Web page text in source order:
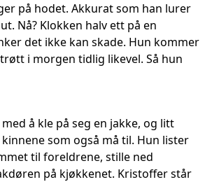
på hodet. Akkurat som han lurer
Nå? Klokken halv ett på en
det ikke kan skade. Hun kommer
i morgen tidlig likevel. Så hun
å kle på seg en jakke, og litt
som også må til. Hun lister
til foreldrene, stille ned
på kjøkkenet. Kristoffer står